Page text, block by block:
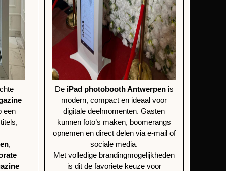
een
,
De iPad photobooth Antwerpenis
modern, compact en ideaal voor
digitale deelmomenten. Gasten
kunnen foto’s maken, boomerangs
opnemen en direct delen via e-mail of
sociale media.
Met volledige brandingmogelijkheden
is dit de favoriete keuze voor